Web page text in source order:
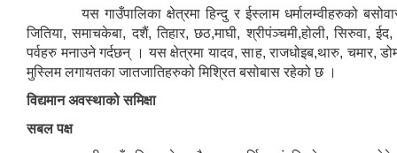
यस गाउँपालिका क्षेत्रमा हिन्दु र ईस्लाम धर्मालम्वीहरुको
जितिया, समाचकेबा, दशैं, तिहार, छठ,माघी, श्रीपंञ्चमी,होली, सिरुवा,
पर्वहरु मनाउने गर्दछन् । यस क्षेत्रमा यादव, साह, राजधोइब,थारु, चमार,
मुस्लिम लगायतका जातजातिहरुको मिश्रित बसोबास रहेको छ ।
विद्यमान अवस्थाको समिक्षा
सबल पक्ष